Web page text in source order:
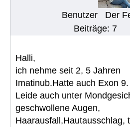
Benutzer
Der
Beiträge: 7
Halli,
ich nehme seit 2, 5 Jahren
Imatinub.Hatte auch Exon 9.
Leide auch unter
geschwollene Augen,
Haarausfall,Hautausschlag,